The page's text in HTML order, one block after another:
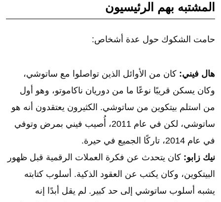
المشتبه بهم الرئيسيون
حامت الشكوك حول عدة أشخاص:
هال فيني: كان من الأوائل الذين تواصلوا مع ساتوشي،
وكان يسكن قريبًا نوعًا ما من دوريان ناكاموتو، وهو أول
من استلم بيتكوين من ساتوشي. الكثيرون يعتقدون أنه هو
ساتوشي، لكن في عام 2011، أُصيب فيني بمرض وتوفي
في عام 2014، تاركًا الجميع في حيرة.
نيك زابو: كان يتحدث عن فكرة العملات الرقمية قبل ظهور
البيتكوين، وكان يكتب عن العقود الذكية. أسلوب كتابته
يشبه أسلوب ساتوشي إلى حد كبير. لم يقل أبدًا إنه